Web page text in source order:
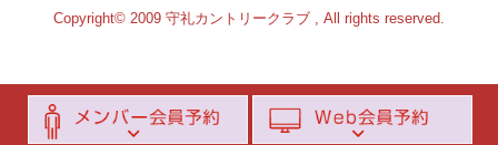
Copyright© 2009 守礼カントリークラブ , All rights reserved.